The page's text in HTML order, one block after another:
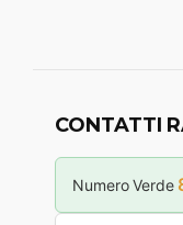
CONTATTI
Numero Verde